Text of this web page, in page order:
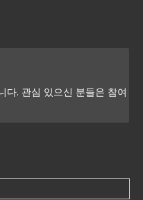
다. 관심 있으신 분들은 참여